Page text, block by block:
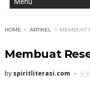
HOME ARTIKEL MEMBUAT
Membuat
by spiritliterasi.com 6